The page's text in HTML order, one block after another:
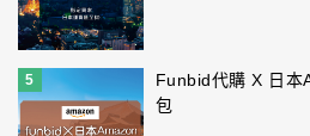
5
Funbid代購 X 日本
包